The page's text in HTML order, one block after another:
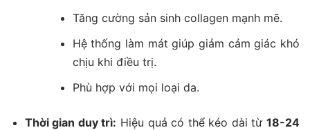
Tăng cường sản sinh collagen mạnh mẽ.
Hệ thống làm mát giúp giảm cảm giác khó
chịu khi điều trị.
Phù hợp với mọi loại da.
Thời gian duy trì: Hiệu quả có thể kéo dài từ18-24